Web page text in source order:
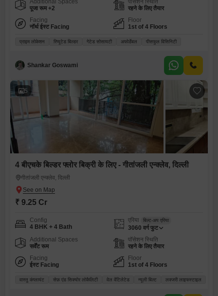
Additional Spaces
पूजा रूम +2
पॉसेशन स्थिति
रहने के लिए तैयार
Facing
नॉर्थ ईस्ट Facing
Floor
1st of 4 Floors
प्राइम लोकेशन रिप्यूटेड बिल्डर गेटेड सोसायटी अफोर्डेबल पीसफुल विसिनिटी
Shankar Goswami
5
4 बीएचके बिल्डर फ्लोर बिक्री के लिए - गीतांजली एन्क्लेव, दिल्ली
गीतांजली एन्क्लेव, दिल्ली
₹ 9.25 Cr
Config
4 BHK + 4 Bath
एरिया बिल्ट-अप एरिया
3060 वर्ग फुट
Additional Spaces
सर्वेंट रूम
पॉसेशन स्थिति
रहने के लिए तैयार
Facing
ईस्ट Facing
Floor
1st of 4 Floors
वास्तु कंप्लायंट सेफ़ एंड सिक्योर लोकैलिटी वेल वेंटिलेटेड न्यूली बिल्ट लक्जरी लाइफस्टाइल